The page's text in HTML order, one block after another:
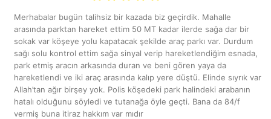
Merhabalar bugün talihsiz bir kazada biz geçirdik. Mahalle
arasında parktan hareket ettim 50 MT kadar ilerde sağa dar bir
sokak var köşeye yolu kapatacak şekilde araç parkı var. Durdum
sağı solu kontrol ettim sağa sinyal verip hareketlendiğim esnada,
park etmiş aracın arkasında duran ve beni gören yaya da
hareketlendi ve iki araç arasında kalıp yere düştü. Elinde sıyrık var
Allah’tan ağır birşey yok. Polis köşedeki park halindeki arabanın
hatalı olduğunu söyledi ve tutanağa öyle geçti. Bana da 84/f
vermiş buna itiraz hakkım var mıdır